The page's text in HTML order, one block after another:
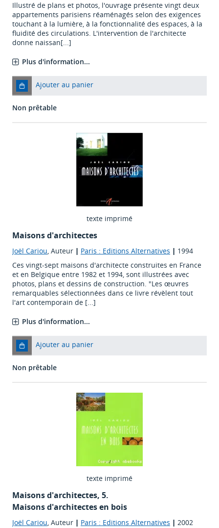
Illustré de plans et photos, l'ouvrage présente vingt deux
appartements parisiens réaménagés selon des exigences
touchant à la lumière, à la fonctionnalité des espaces, à la
fluidité des circulations. L'intervention de l'architecte
donne naissan[...]
Plus d'information...
Ajouter au panier
Non prêtable
texte imprimé
Maisons d'architectes
Joël Cariou, Auteur | Paris : Editions Alternatives | 1994
Ces vingt-sept maisons d'architecte construites en France
et en Belgique entre 1982 et 1994, sont illustrées avec
photos, plans et dessins de construction. "Les œuvres
remarquables sélectionnées dans ce livre révèlent tout
l'art contemporain de [...]
Plus d'information...
Ajouter au panier
Non prêtable
texte imprimé
Maisons d'architectes, 5.
Maisons d'architectes en bois
Joël Cariou, Auteur | Paris : Editions Alternatives | 2002